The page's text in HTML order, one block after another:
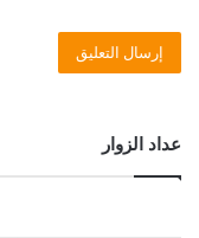
عداد الزوار